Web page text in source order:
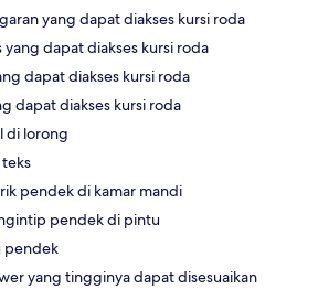
yang dapat diakses kursi roda
yang dapat diakses kursi roda
dapat diakses kursi roda
dapat diakses kursi roda
di lorong
pendek di kamar mandi
pendek di pintu
pendek
yang tingginya dapat disesuaikan